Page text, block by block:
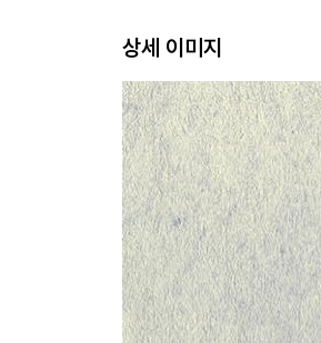
상세 이미지